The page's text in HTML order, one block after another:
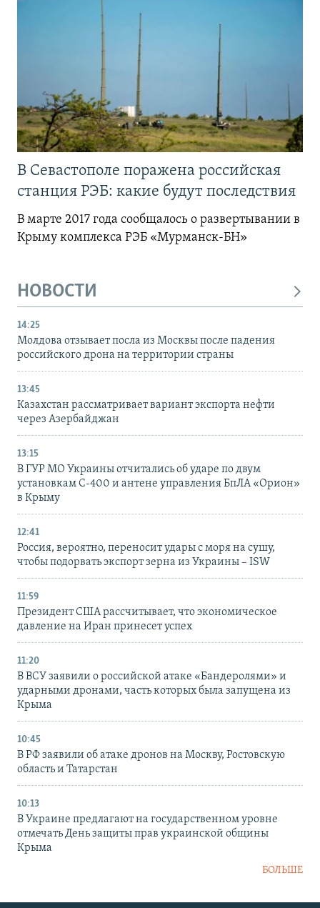
В Севастополе поражена российская
станция РЭБ: какие будут последствия
В марте 2017 года сообщалось о развертывании в
Крыму комплекса РЭБ «Мурманск-БН»
НОВОСТИ
14:25
Молдова отзывает посла из Москвы после падения
российского дрона на территории страны
13:45
Казахстан рассматривает вариант экспорта нефти
через Азербайджан
13:15
В ГУР МО Украины отчитались об ударе по двум
установкам С-400 и антене управления БпЛА «Орион»
в Крыму
12:41
Россия, вероятно, переносит удары с моря на сушу,
чтобы подорвать экспорт зерна из Украины – ISW
11:59
Президент США рассчитывает, что экономическое
давление на Иран принесет успех
11:20
В ВСУ заявили о российской атаке «Бандеролями» и
ударными дронами, часть которых была запущена из
Крыма
10:45
В РФ заявили об атаке дронов на Москву, Ростовскую
область и Татарстан
10:13
В Украине предлагают на государственном уровне
отмечать День защиты прав украинской общины
Крыма
БОЛЬШЕ